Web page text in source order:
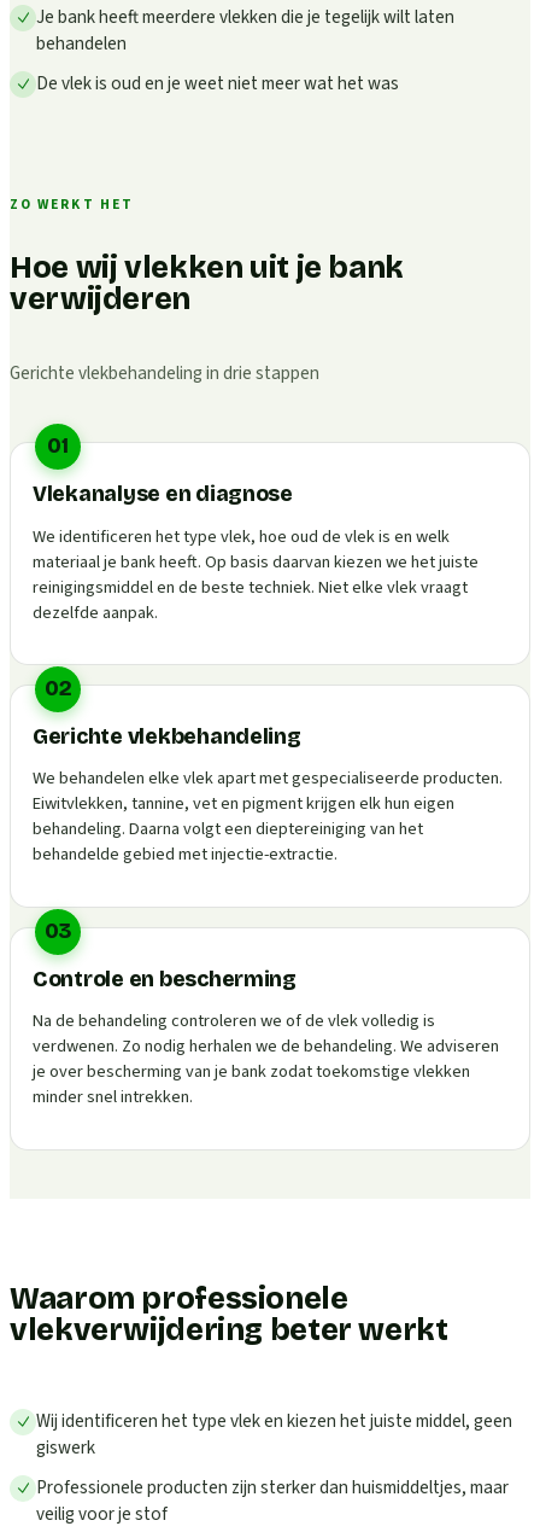
Je bank heeft meerdere vlekken die je tegelijk wilt laten
behandelen
De vlek is oud en je weet niet meer wat het was
ZO WERKT HET
Hoe wij vlekken uit je bank
verwijderen
Gerichte vlekbehandeling in drie stappen
01
Vlekanalyse en diagnose
We identificeren het type vlek, hoe oud de vlek is en welk
materiaal je bank heeft. Op basis daarvan kiezen we het juiste
reinigingsmiddel en de beste techniek. Niet elke vlek vraagt
dezelfde aanpak.
02
Gerichte vlekbehandeling
We behandelen elke vlek apart met gespecialiseerde producten.
Eiwitvlekken, tannine, vet en pigment krijgen elk hun eigen
behandeling. Daarna volgt een dieptereiniging van het
behandelde gebied met injectie-extractie.
03
Controle en bescherming
Na de behandeling controleren we of de vlek volledig is
verdwenen. Zo nodig herhalen we de behandeling. We adviseren
je over bescherming van je bank zodat toekomstige vlekken
minder snel intrekken.
Waarom professionele
vlekverwijdering beter werkt
Wij identificeren het type vlek en kiezen het juiste middel, geen
giswerk
Professionele producten zijn sterker dan huismiddeltjes, maar
veilig voor je stof